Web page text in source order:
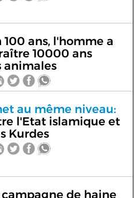
ans, l'homme a
10000 ans
animales
au même niveau:
l'Etat islamique et
Kurdes
de haine